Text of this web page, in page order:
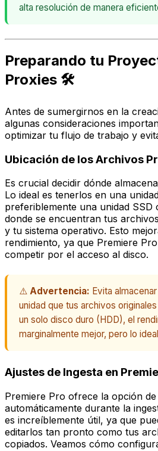
alta resolución de manera
Preparando tu
Proxies 🛠️
Antes de sumergirnos en la
algunas consideraciones
optimizar tu flujo de trabajo y
Ubicación de los Archivos
Es crucial decidir dónde
Lo ideal es tenerlos en una
preferiblemente una unidad SSD
donde se encuentran tus
y tu sistema operativo. Esto
rendimiento, ya que Premiere
competir por el acceso al disco.
⚠️ Advertencia: Evita
unidad que tus archivos
un solo disco duro (HDD), el
marginalmente mejor, pero lo
Ajustes de Ingesta en
Premiere Pro ofrece la opción
automáticamente durante la
es increíblemente útil, ya que
editarlos tan pronto como tus
copiados. Veamos cómo